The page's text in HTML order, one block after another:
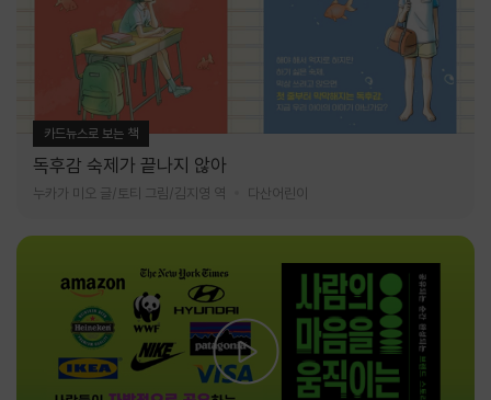
카드뉴스로 보는 책
독후감 숙제가 끝나지 않아
누카가 미오 글/토티 그림/김지영 역 다산어린이